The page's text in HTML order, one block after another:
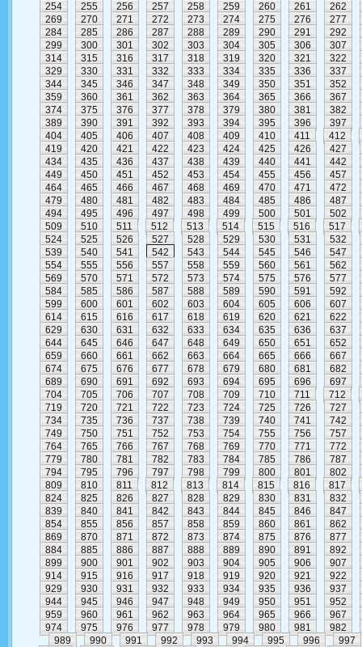
254
255 256 257 258 259 260 261
262
269
270 271 272 273 274 275 276
277
284
285 286 287 288 289 290 291
292
299
300 301 302 303 304 305 306
307
314
315 316 317 318 319 320 321
322
329
330 331 332 333 334 335 336
337
344
345 346 347 348 349 350 351
352
359
360 361 362 363 364 365 366
367
374
375 376 377 378 379 380 381
382
389
390 391 392 393 394 395 396
397
404
405 406 407 408 409 410 411
412
419
420 421 422 423 424 425 426
427
434
435 436 437 438 439 440 441
442
449
450 451 452 453 454 455 456
457
464
465 466 467 468 469 470 471
472
479
480 481 482 483 484 485 486
487
494
495 496 497 498 499 500 501
502
509
510 511 512 513 514 515 516
517
524
525 526 527 528 529 530 531
532
539
540 541 542 543 544 545 546
547
554
555 556 557 558 559 560 561
562
569
570 571 572 573 574 575 576
577
584
585 586 587 588 589 590 591
592
599
600 601 602 603 604 605 606
607
614
615 616 617 618 619 620 621
622
629
630 631 632 633 634 635 636
637
644
645 646 647 648 649 650 651
652
659
660 661 662 663 664 665 666
667
674
675 676 677 678 679 680 681
682
689
690 691 692 693 694 695 696
697
704
705 706 707 708 709 710 711
712
719
720 721 722 723 724 725 726
727
734
735 736 737 738 739 740 741
742
749
750 751 752 753 754 755 756
757
764
765 766 767 768 769 770 771
772
779
780 781 782 783 784 785 786
787
794
795 796 797 798 799 800 801
802
809
810 811 812 813 814 815 816
817
824
825 826 827 828 829 830 831
832
839
840 841 842 843 844 845 846
847
854
855 856 857 858 859 860 861
862
869
870 871 872 873 874 875 876
877
884
885 886 887 888 889 890 891
892
899
900 901 902 903 904 905 906
907
914
915 916 917 918 919 920 921
922
929
930 931 932 933 934 935 936
937
944
945 946 947 948 949 950 951
952
959
960 961 962 963 964 965 966
967
974
975 976 977 978 979 980 981
982
989
990 991 992 993 994 995 996
997